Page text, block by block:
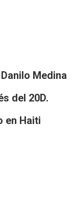
Medina
del 20D.
en Haiti